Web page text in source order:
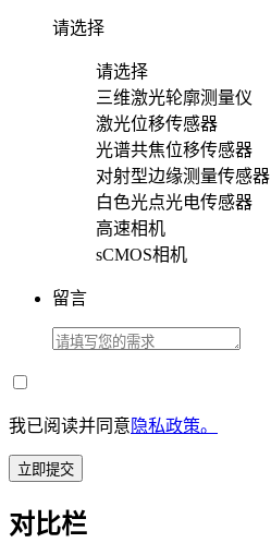
请选择
请选择
三维激光轮廓测量仪
激光位移传感器
光谱共焦位移传感器
对射型边缘测量传感器
白色光点光电传感器
高速相机
sCMOS相机
留言
我已阅读并同意 隐私政策。
立即提交
对比栏